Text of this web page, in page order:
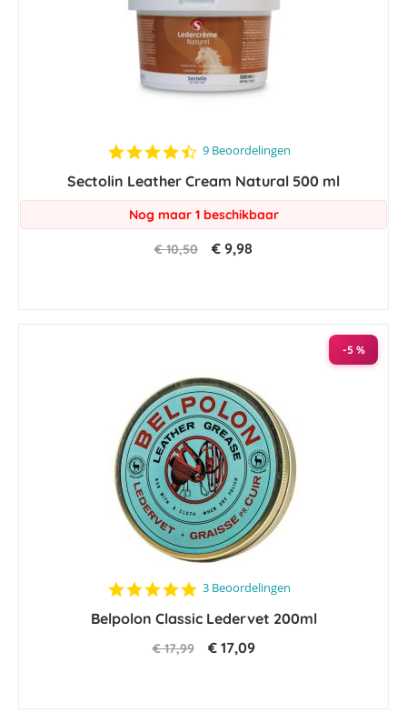
4.6
rating
9 Beoordelingen
Sectolin Leather Cream Natural 500 ml
Nog maar 1 beschikbaar
€ 10,50 € 9,98
-5 %
5.0
rating
3 Beoordelingen
Belpolon Classic Ledervet 200ml
€ 17,99 € 17,09